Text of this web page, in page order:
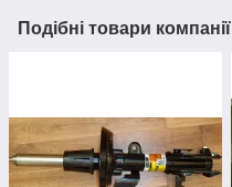
Подібні товари компанії